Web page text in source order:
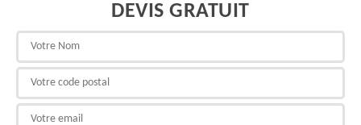
DEVIS GRATUIT